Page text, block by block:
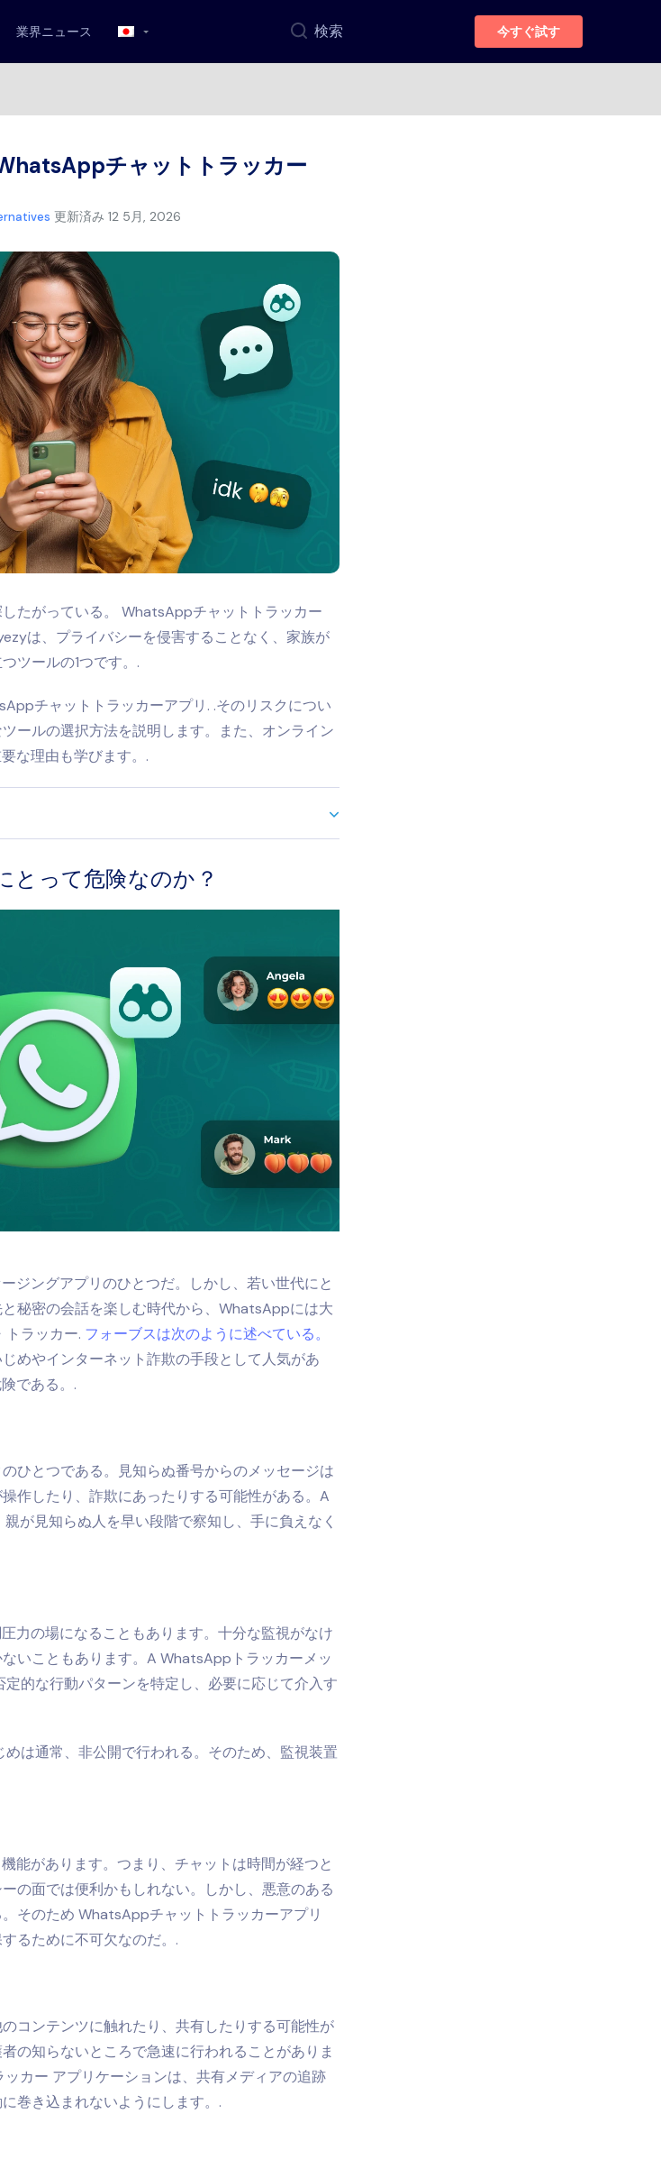
業界ニュース 検索 今すぐ試す
チャットトラッカー
更新済み 12 5月, 2026
たがっている。 WhatsAppチャットトラッカー
は、プライバシーを侵害することなく、家族が
ツールの1つです。.
チャットトラッカーアプリ . .そのリスクについ
ールの選択方法を説明します。また、オンライン
な理由も学びます。.
とって危険なのか？
ジングアプリのひとつだ。しかし、若い世代にと
秘密の会話を楽しむ時代から、WhatsAppには大
トラッカー. フォーブスは次のように述べている。
めやインターネット詐欺の手段として人気があ
である。.
ひとつである。見知らぬ番号からのメッセージは
作したり、詐欺にあったりする可能性がある。A
親が見知らぬ人を早い段階で察知し、手に負えなく
力の場になることもあります。十分な監視がなけ
いこともあります。A WhatsAppトラッカーメッ
的な行動パターンを特定し、必要に応じて介入す
めは通常、非公開で行われる。そのため、監視装置
能があります。つまり、チャットは時間が経つと
の面では便利かもしれない。しかし、悪意のある
そのため WhatsAppチャットトラッカーアプリ
るために不可欠なのだ。.
コンテンツに触れたり、共有したりする可能性が
の知らないところで急速に行われることがありま
カー アプリケーションは、共有メディアの追跡
巻き込まれないようにします。.